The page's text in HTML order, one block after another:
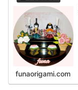
funaorigami.com